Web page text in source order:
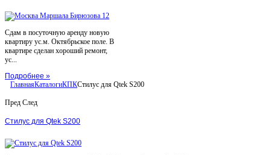
Сдам в посуточную аренду новую
квартиру ус.м. Октябрьское поле. В
квартире сделан хороший ремонт,
ус...
Подробнее »
ГлавнаяКаталогиКПКСтилус для Qtek S200
Пред След
Стилус для Qtek S200